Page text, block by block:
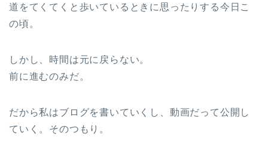
道をてくてくと歩いているときに思ったりする今日こ
の頃。
しかし、時間は元に戻らない。
前に進むのみだ。
だから私はブログを書いていくし、動画だって公開し
ていく。そのつもり。